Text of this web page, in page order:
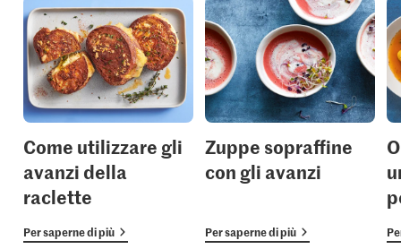
Come utilizzare gli
avanzi della
raclette
Per saperne di più
Zuppe sopraffine
con gli avanzi
Per saperne di più